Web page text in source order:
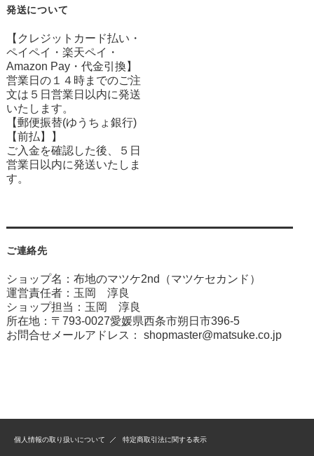
発送について
【クレジットカード払い・
ペイペイ・楽天ペイ・
Amazon Pay・ 代金引換】
営業日の１４時までのご注
文は５日営業日以内に発送
いたします。
【郵便振替(ゆうちょ銀行)
【前払】】
ご入金を確認した後、５日
営業日以内に発送いたしま
す。
ご連絡先
ショップ名：布地のマツケ2nd（マツケセカンド）
運営責任者：玉岡 淳良
ショップ担当：玉岡 淳良
所在地：〒793-0027愛媛県西条市朔日市396-5
お問合せメールアドレス： shopmaster@matsuke.co.jp
個人情報の取り扱いについて 特定商取引法に関する表示